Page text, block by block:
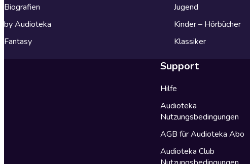
Biografien
by Audioteka
Fantasy
Jugend
Kinder – Hörbücher
Klassiker
Support
Hilfe
Audioteka
Nutzungsbedingungen
AGB für Audioteka Abo
Audioteka Club